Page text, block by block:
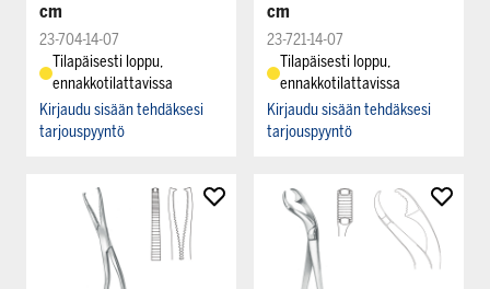
cm
23-704-14-07
Tilapäisesti loppu,
ennakkotilattavissa
Kirjaudu sisään tehdäksesi
tarjouspyyntö
cm
23-721-14-07
Tilapäisesti loppu,
ennakkotilattavissa
Kirjaudu sisään tehdäksesi
tarjouspyyntö